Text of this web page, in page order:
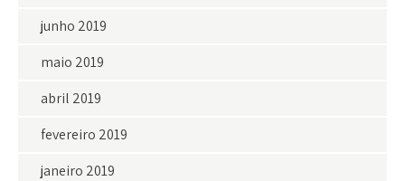
junho 2019
maio 2019
abril 2019
fevereiro 2019
janeiro 2019